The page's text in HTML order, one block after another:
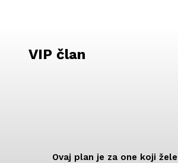
VIP član
Ovaj plan je za one koji